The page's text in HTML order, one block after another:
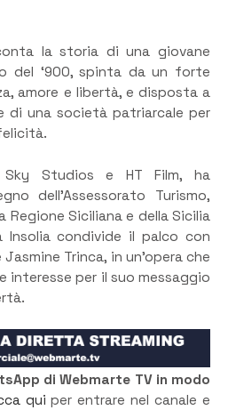
la storia di una giovane
del ‘900, spinta da un forte
amore e libertà, e disposta a
di una società patriarcale per
Studios e HT Film, ha
dell’Assessorato Turismo,
Siciliana e della Sicilia
Insolia condivide il palco con
Trinca, in un’opera che
interesse per il suo messaggio
di Webmarte TV in modo
qui per entrare nel canale e